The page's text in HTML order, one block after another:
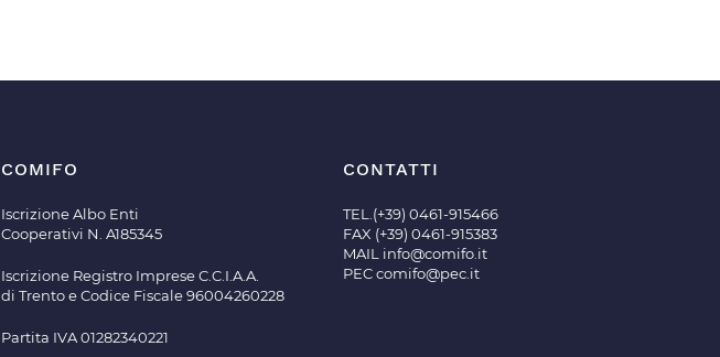
COMIFO
Iscrizione Albo Enti
Cooperativi N. A185345
Iscrizione Registro Imprese C.C.I.A.A.
di Trento e Codice Fiscale 96004260228
Partita IVA 01282340221
CONTATTI
TEL.(+39) 0461-915466
FAX (+39) 0461-915383
MAIL info@comifo.it
PECcomifo@pec.it